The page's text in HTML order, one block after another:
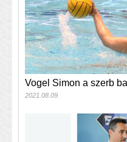
Vogel Simon a szerb
2021.08.09.